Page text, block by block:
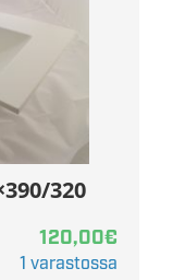
320
120,00€
1 varastossa